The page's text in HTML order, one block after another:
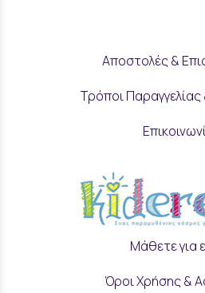
Αποστολές &
Τρόποι
Μάθετε για
Όροι Χρήσης &